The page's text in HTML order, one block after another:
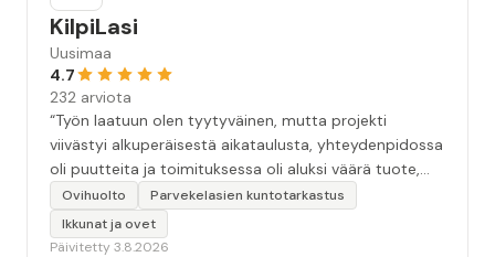
KilpiLasi
Uusimaa
4.7
232 arviota
“Työn laatuun olen tyytyväinen, mutta projekti
viivästyi alkuperäisestä aikataulusta, yhteydenpidossa
oli puutteita ja toimituksessa oli aluksi väärä tuote,
mikä aiheutti ylimääräistä odottelua. Lopulta tilanne
saatiin ratkaistua ja työ valmistui, joten
kokonaiskokemus jäi kohtalaiseksi. Toivon, että yritys
Ovihuolto
Parvekelasien kuntotarkastus
Ikkunat ja ovet
Päivitetty 3.8.2026